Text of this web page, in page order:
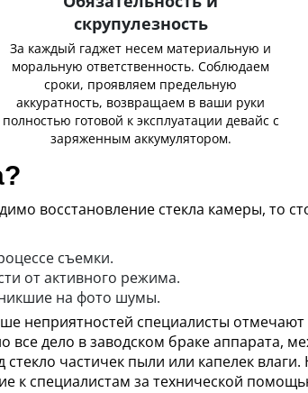
скрупулезность
За каждый гаджет несем материальную и
моральную ответственность. Соблюдаем
сроки, проявляем предельную
аккуратность, возвращаем в ваши руки
полностью готовой к эксплуатации девайс с
заряженным аккумулятором.
восстановление стекла камеры, то
съемки.
от активного режима.
на фото шумы.
неприятностей специалисты отмечают
дело в заводском браке аппарата,
частичек пыли или капелек
к специалистам за технической